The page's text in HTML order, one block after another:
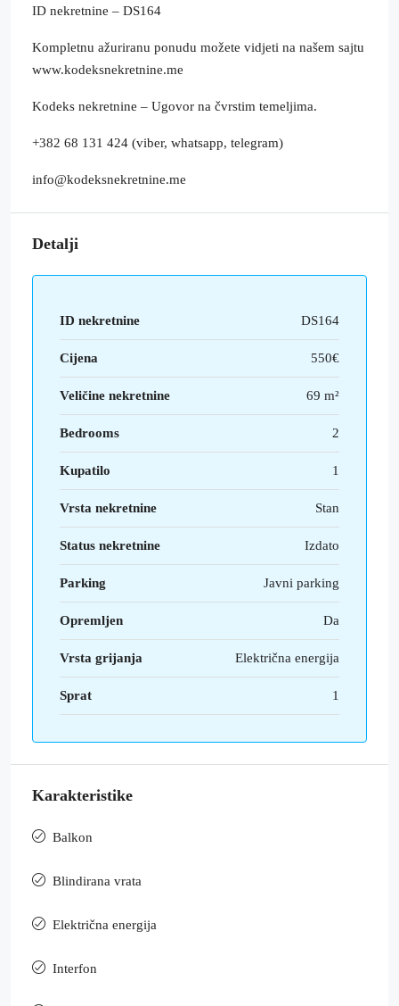
ID nekretnine – DS164
Kompletnu ažuriranu ponudu možete vidjeti na našem sajtu
www.kodeksnekretnine.me
Kodeks nekretnine – Ugovor na čvrstim temeljima.
+382 68 131 424 (viber, whatsapp, telegram)
info@kodeksnekretnine.me
Detalji
ID nekretnine DS164
Cijena 550€
Veličine nekretnine 69 m²
Bedrooms 2
Kupatilo 1
Vrsta nekretnine Stan
Status nekretnine Izdato
Parking Javni parking
Opremljen Da
Vrsta grijanja Električna energija
Sprat 1
Karakteristike
Balkon
Blindirana vrata
Električna energija
Interfon